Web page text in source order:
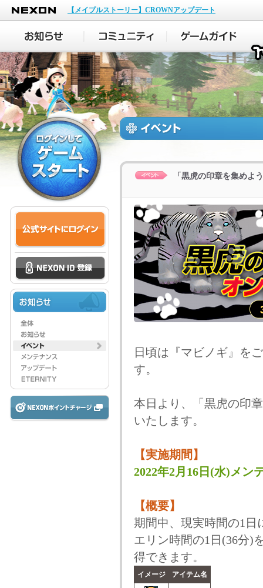
NEXON
【メイプルストーリー】CROWNアップデート
「黒虎の印章を集めよ
日頃は『マビノギ』を
す。
本日より、「黒虎の印
いたします。
【実施期間】
2022年2月16日(水)メン
【概要】
期間中、現実時間の1日
エリン時間の1日(36分)
得できます。
イメージ アイテム名